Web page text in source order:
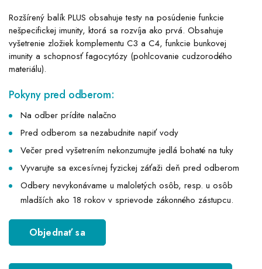
Rozšírený balík PLUS obsahuje testy na posúdenie funkcie
nešpecifickej imunity, ktorá sa rozvíja ako prvá. Obsahuje
vyšetrenie zložiek komplementu C3 a C4, funkcie bunkovej
imunity a schopnosť fagocytózy (pohlcovanie cudzorodého
materiálu).
Pokyny pred odberom:
Na odber prídite nalačno
Pred odberom sa nezabudnite napiť vody
Večer pred vyšetrením nekonzumujte jedlá bohaté na tuky
Vyvarujte sa excesívnej fyzickej záťaži deň pred odberom
Odbery nevykonávame u maloletých osôb, resp. u osôb
mladších ako 18 rokov v sprievode zákonného zástupcu.
Objednať sa